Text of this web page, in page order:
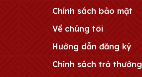
Chính sách bảo mật
Về chúng tôi
Hướng dẫn đăng ký
Chính sách trả thưởng